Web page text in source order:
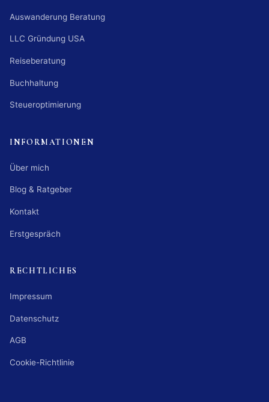
Auswanderung Beratung
LLC Gründung USA
Reiseberatung
Buchhaltung
Steueroptimierung
INFORMATIONEN
Über mich
Blog & Ratgeber
Kontakt
Erstgespräch
RECHTLICHES
Impressum
Datenschutz
AGB
Cookie-Richtlinie